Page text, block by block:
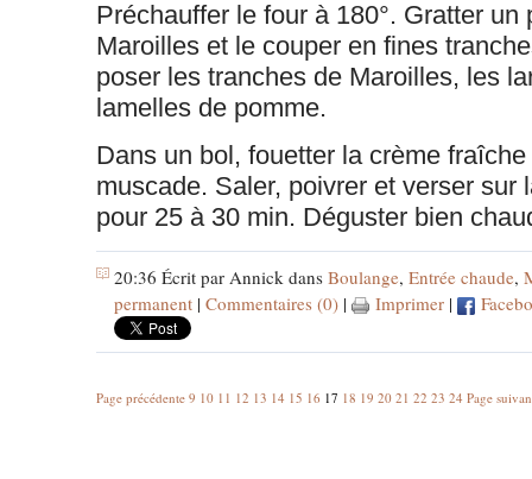
Préchauffer le four à 180°. Gratter un
Maroilles et le couper en fines
poser les tranches de Maroilles, les
lamelles de pomme.
Dans un bol, fouetter la crème
muscade. Saler, poivrer et verser sur
pour 25 à 30 min. Déguster bien
20:36 Écrit par Annick dans Boulange, Entrée chaude,
permanent | Commentaires (0) | Imprimer |
Page précédente 9 10 11 12 13 14 15 16 17 18 19 20 21 22 23 24 Page